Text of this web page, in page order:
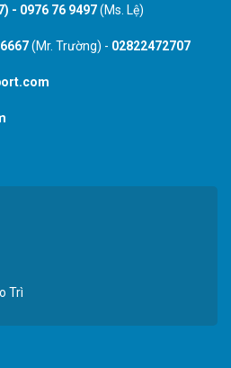
- 0976 76 9497(Ms. Lệ)
(Mr. Trường) - 02822472707
Trì